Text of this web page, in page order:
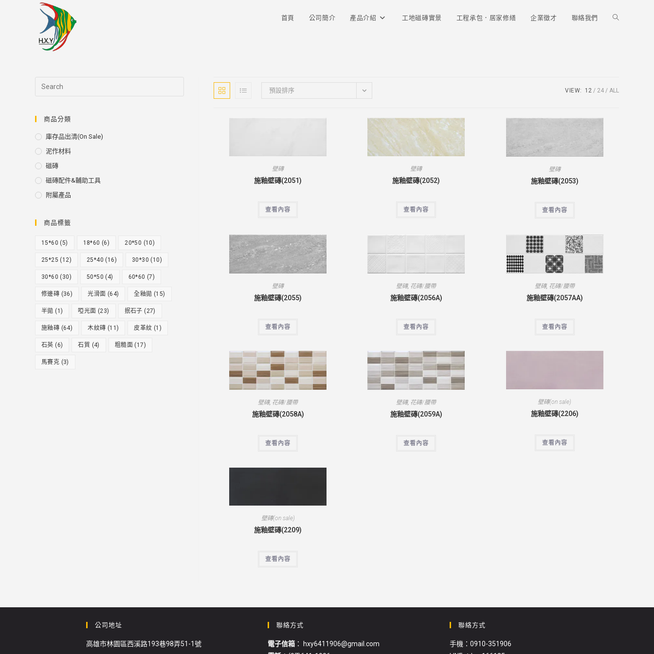
首頁 公司簡介 產品介紹 工地磁磚實景 工程承包．居家修繕 企業徵才 聯絡我們 Toggle
search
預設排序 VIEW: 12 24 ALL
壁磚
施釉壁磚(2051)
查看內容
壁磚
施釉壁磚(2052)
查看內容
壁磚
施釉壁磚(2053)
查看內容
壁磚
施釉壁磚(2055)
查看內容
壁磚, 花磚/腰帶
施釉壁磚(2056A)
查看內容
壁磚, 花磚/腰帶
施釉壁磚(2057AA)
查看內容
壁磚, 花磚/腰帶
施釉壁磚(2058A)
查看內容
壁磚, 花磚/腰帶
施釉壁磚(2059A)
查看內容
壁磚(on sale)
施釉壁磚(2206)
查看內容
壁磚(on sale)
施釉壁磚(2209)
查看內容
商品分類
庫存品出清(on Sale)
泥作材料
磁磚
磁磚配件&輔助工具
附屬產品
商品標籤
15*60 (5) 18*60 (6) 20*50 (10)
25*25 (12) 25*40 (16) 30*30 (10)
30*60 (30) 50*50 (4) 60*60 (7)
修邊磚 (36) 光滑面 (64) 全釉拋 (15)
半拋 (1) 啞光面 (23) 抿石子 (27)
施釉磚 (64) 木紋磚 (11) 皮革紋 (1)
石英 (6) 石質 (4) 粗糙面 (17)
馬賽克 (3)
公司地址
高雄市林園區西溪路193巷98弄51-1號
聯絡方式
電子信箱 ： hxy6411906@gmail.com
聯絡方式
手機：0910-351906